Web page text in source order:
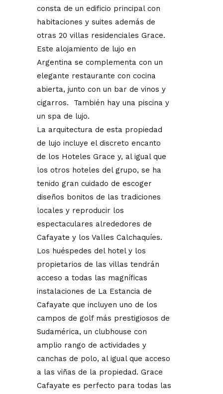
consta de un edificio principal con
habitaciones y suites además de
otras 20 villas residenciales Grace.
Este alojamiento de lujo en
Argentina se complementa con un
elegante restaurante con cocina
abierta, junto con un bar de vinos y
cigarros. También hay una piscina y
un spa de lujo.
La arquitectura de esta propiedad
de lujo incluye el discreto encanto
de los Hoteles Grace y, al igual que
los otros hoteles del grupo, se ha
tenido gran cuidado de escoger
diseños bonitos de las tradiciones
locales y reproducir los
espectaculares alrededores de
Cafayate y los Valles Calchaquíes.
Los huéspedes del hotel y los
propietarios de las villas tendrán
acceso a todas las magníficas
instalaciones de La Estancia de
Cafayate que incluyen uno de los
campos de golf más prestigiosos de
Sudamérica, un clubhouse con
amplio rango de actividades y
canchas de polo, al igual que acceso
a las viñas de la propiedad. Grace
Cafayate es perfecto para todas las